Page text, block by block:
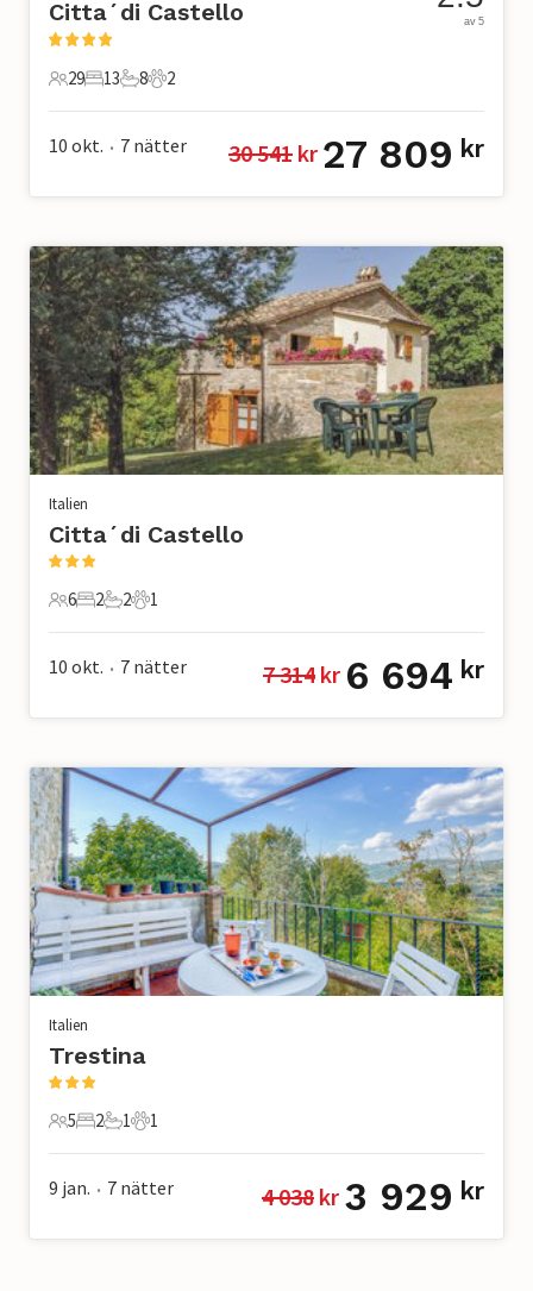
Citta´di Castello
29 Gäster
29
13 Sovrum
13
8 Badrum
8
2 Husdjur
2
av 5
10 okt. • 7 nätter 30 541 kr 27 809 kr
Italien
Citta´di Castello
6 Gäster
6
2 Sovrum
2
2 Badrum
2
1 Husdjur
1
10 okt. • 7 nätter 7 314 kr 6 694 kr
Italien
Trestina
5 Gäster
5
2 Sovrum
2
1 Badrum
1
1 Husdjur
1
9 jan. • 7 nätter 4 038 kr 3 929 kr